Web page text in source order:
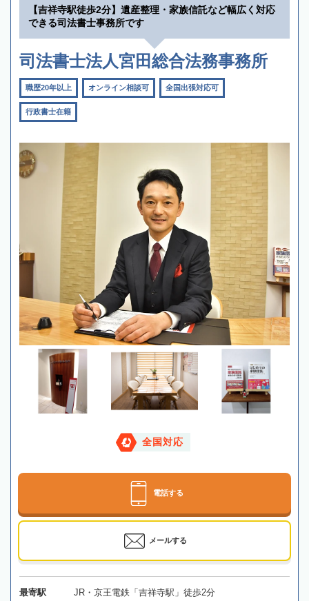
【吉祥寺駅徒歩2分】遺産整理・家族信託など幅広く対応
できる司法書士事務所です
司法書士法人宮田総合法務事務所
職歴20年以上 オンライン相談可 全国出張対応可
行政書士在籍
全国対応
電話する
メールする
最寄駅 JR・京王電鉄「吉祥寺駅」徒歩2分